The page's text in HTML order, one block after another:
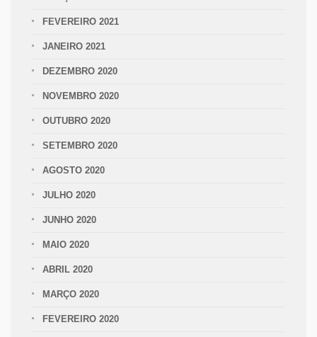
FEVEREIRO 2021
JANEIRO 2021
DEZEMBRO 2020
NOVEMBRO 2020
OUTUBRO 2020
SETEMBRO 2020
AGOSTO 2020
JULHO 2020
JUNHO 2020
MAIO 2020
ABRIL 2020
MARÇO 2020
FEVEREIRO 2020